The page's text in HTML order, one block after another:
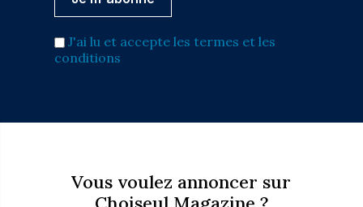
J'ai lu et accepte les termes et les
conditions
Vous voulez annoncer sur